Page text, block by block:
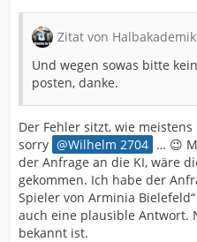
Zitat von
Und wegen sowas bitte
posten, danke.
Der Fehler sitzt, wie
sorry
Wilhelm 2704 … 😉
der Anfrage an die KI, wäre
gekommen. Ich habe der
Spieler von Arminia
auch eine plausible Antwort.
bekannt ist.